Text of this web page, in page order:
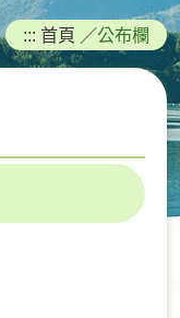
::: 首頁 ／公布欄